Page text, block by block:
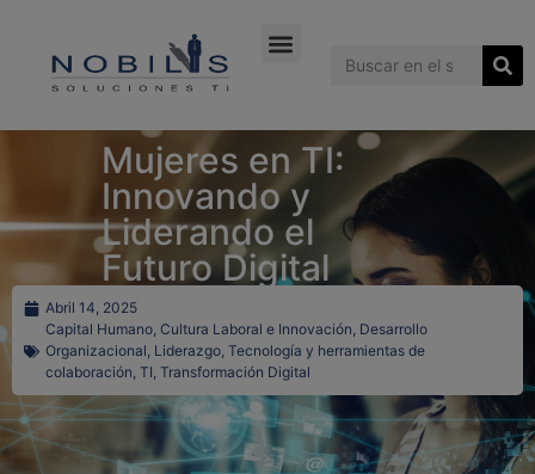
British Journal of Sports Medicine -https://bjsm.bmj.com/
najlepsza strona sprzedaży farmakologii -
kupic sterydy
Peter Attia Testosterone -
https://www.youtube.com/
Mujeres en TI:
Innovando y
Liderando el
Futuro Digital
Abril 14, 2025
Capital Humano, Cultura Laboral e Innovación, Desarrollo
Organizacional, Liderazgo, Tecnología y herramientas de
colaboración, TI, Transformación Digital